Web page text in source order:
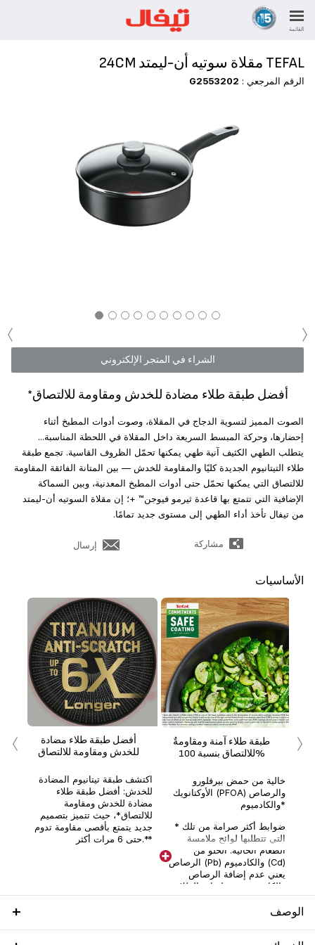
القائمة
TEFAL مقلاة سوتيه أن-ليمتد 24CM
الرقم المرجعي : G2553202
‹ ›
الشراء في المتجر الإلكتروني
أفضل طبقة طلاء مضادة للخدش ومقاومة للالتصاق*
الصوت المميز لتسوية الدجاج في المقلاة، وصوت أدوات المطبخ أثناء
إحضارها، وحركة المبسط السريعة داخل المقلاة في اللحظة المناسبة...
يتطلب الطهي الكثيف آنية طهي يمكنها تحمّل الظروف القاسية. تجمع طبقة
طلاء التيتانيوم الجديدة كليًا والمقاومة للخدش — بين المتانة الفائقة المقاومة
للالتصاق التي يمكنها تحمّل حتى أدوات المطبخ المعدنية، وبين السماكة
الإضافية التي تتمتع بها قاعدة ثيرمو فيوجن™ +؛ إن مقلاة السوتيه أن-ليمتد
من تيفال تأخذ أداء الطهي إلى مستوى جديد تمامًا.
مشاركة إرسال
الأساسيات
أفضل طبقة طلاء مضادة
للخدش ومقاومة للالتصاق
اكتشف طبقة تيتانيوم المضادة
للخدش: أفضل طبقة طلاء
مضادة للخدش ومقاومة
للالتصاق*، حيث تتميز بتصميم
جديد يتمتع بأقصى مقاومة تدوم
حتى 6 مرات أكثر.**
طبقة طلاء آمنة ومقاومةٌ
للالتصاق بنسبة 100%
خالية من حمض بيرفلورو
الأوكتانويك (PFOA) والرصاص
والكادميوم*
* ضوابط أكثر صرامة من تلك
التي تتطلبها لوائح ملامسة
الطعام الحالية. الخلو من
الرصاص (Pb) والكادميوم (Cd)
يعني عدم إضافة الرصاص
والكادميوم في طبقات الطلاء
عن قصد. بدون ترحيل عند
مستوى 0.005 mg/kg.
‹ ›
الوصف